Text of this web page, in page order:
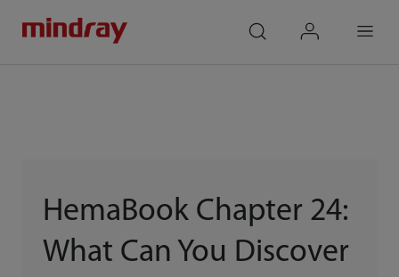
HemaBook Chapter 24:
What Can You Discover